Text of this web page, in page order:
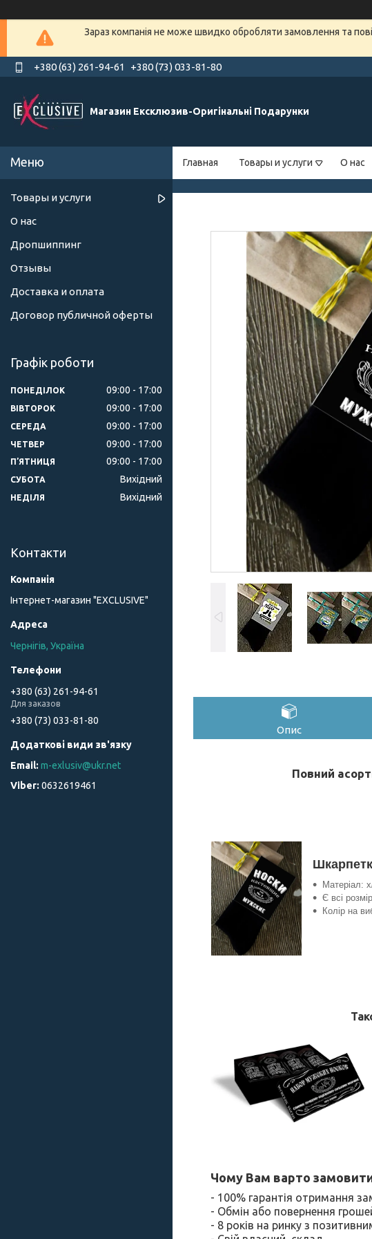
Зараз компанія не може швидко обробляти замовлення та
+380 (63) 261-94-61 +380 (73) 033-81-80
Магазин Ексклюзив-Оригінальні Подарунки
Главная Товары и услуги О нас
Опис
Повний
Матеріал:
Є всі
Колір на
Чому Вам варто замовити
- 100% гарантія отримання
- Обмін або повернення
- 8 років на ринку з
Товары и услуги
О нас
Дропшиппинг
Отзывы
Доставка и оплата
Договор публичной оферты
Графік роботи
ПОНЕДІЛОК 09:00 17:00
ВІВТОРОК 09:00 17:00
СЕРЕДА 09:00 17:00
ЧЕТВЕР 09:00 17:00
ПʼЯТНИЦЯ 09:00 17:00
СУБОТА Вихідний
НЕДІЛЯ Вихідний
Контакти
Інтернет-магазин "ЕXCLUSIVE"
Чернігів, Україна
+380 (63) 261-94-61
Для заказов
+380 (73) 033-81-80
m-exlusiv@ukr.net
0632619461